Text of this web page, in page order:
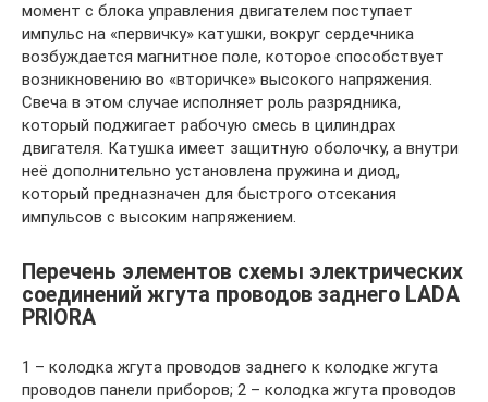
момент с блока управления двигателем поступает
импульс на «первичку» катушки, вокруг сердечника
возбуждается магнитное поле, которое способствует
возникновению во «вторичке» высокого напряжения.
Свеча в этом случае исполняет роль разрядника,
который поджигает рабочую смесь в цилиндрах
двигателя. Катушка имеет защитную оболочку, а внутри
неё дополнительно установлена пружина и диод,
который предназначен для быстрого отсекания
импульсов с высоким напряжением.
Перечень элементов схемы электрических
соединений жгута проводов заднего LADA
PRIORA
1 – колодка жгута проводов заднего к колодке жгута
проводов панели приборов; 2 – колодка жгута проводов